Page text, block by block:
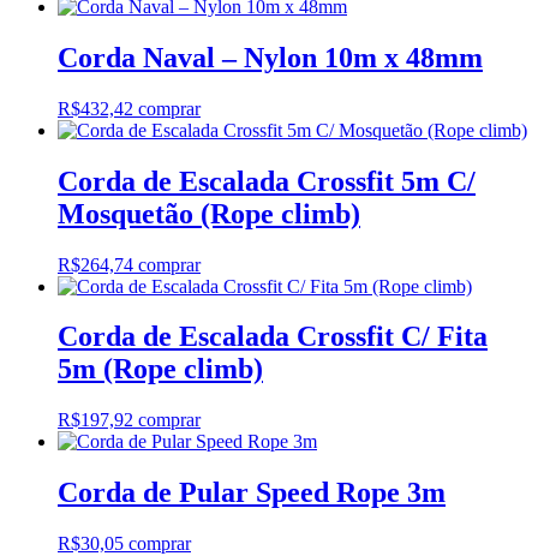
Corda Naval – Nylon 10m x 48mm
R$432,42 comprar
Corda de Escalada Crossfit 5m C/
Mosquetão (Rope climb)
R$264,74 comprar
Corda de Escalada Crossfit C/ Fita
5m (Rope climb)
R$197,92 comprar
Corda de Pular Speed Rope 3m
R$30,05 comprar